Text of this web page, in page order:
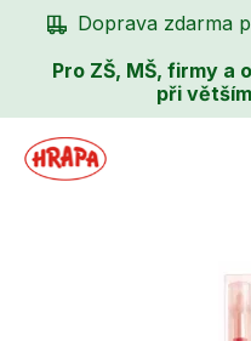
Doprava zdarma
Pro ZŠ, MŠ, firmy a
při